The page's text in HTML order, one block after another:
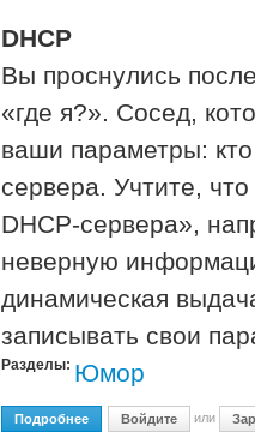
DHCP
Вы проснулись
«где я?». Сосед,
ваши параметры:
сервера. Учтите,
DHCP-сервера»,
неверную
динамическая
записывать свои
Разделы: Юмор
Подробнее О Сетевые Технологии
Войдите или